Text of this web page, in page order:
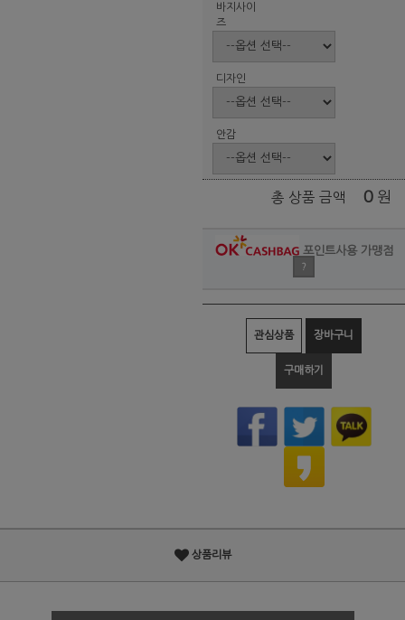
바지사이
즈
디자인
안감
총 상품 금액 0 원
포인트사용 가맹점
?
관심상품 장바구니
구매하기
상품리뷰